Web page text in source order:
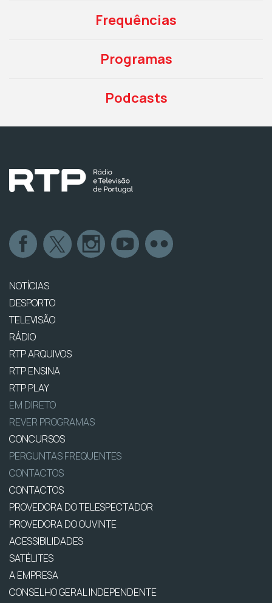
Frequências
Programas
Podcasts
NOTÍCIAS
DESPORTO
TELEVISÃO
RÁDIO
RTP ARQUIVOS
RTP ENSINA
RTP PLAY
EM DIRETO
REVER PROGRAMAS
CONCURSOS
PERGUNTAS FREQUENTES
CONTACTOS
CONTACTOS
PROVEDORA DO TELESPECTADOR
PROVEDORA DO OUVINTE
ACESSIBILIDADES
SATÉLITES
A EMPRESA
CONSELHO GERAL INDEPENDENTE